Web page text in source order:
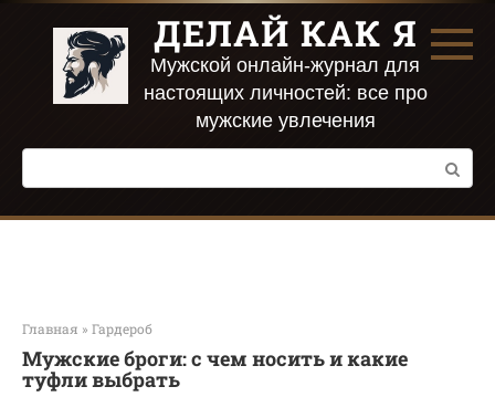
Перейти
контенту
ДЕЛАЙ КАК Я
Мужской онлайн-журнал для
настоящих личностей: все про
мужские увлечения
Поиск:
Главная » Гардероб
Мужские броги: с чем носить и какие
туфли выбрать